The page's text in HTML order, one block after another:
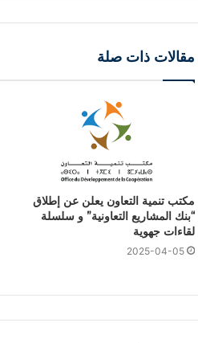
مقالات ذات صلة
مكتب تنمية التعاون يعلن عن إطلاق
“بنك المشاريع التعاونية” و سلسلة
لقاءات جهوية
2025-04-05